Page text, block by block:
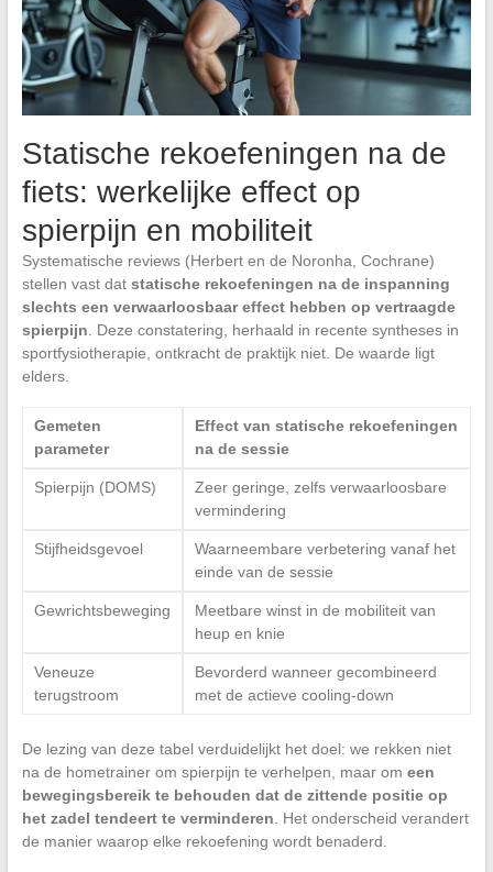
Statische rekoefeningen na de
fiets: werkelijke effect op
spierpijn en mobiliteit
Systematische reviews (Herbert en de Noronha, Cochrane)
stellen vast dat statische rekoefeningen na de inspanning
slechts een verwaarloosbaar effect hebben op vertraagde
spierpijn . Deze constatering, herhaald in recente syntheses in
sportfysiotherapie, ontkracht de praktijk niet. De waarde ligt
elders.
Gemeten
parameter
Effect van statische rekoefeningen
na de sessie
Spierpijn (DOMS)
Zeer geringe, zelfs verwaarloosbare
vermindering
Stijfheidsgevoel
Waarneembare verbetering vanaf het
einde van de sessie
Gewrichtsbeweging
Meetbare winst in de mobiliteit van
heup en knie
Veneuze
terugstroom
Bevorderd wanneer gecombineerd
met de actieve cooling-down
De lezing van deze tabel verduidelijkt het doel: we rekken niet
na de hometrainer om spierpijn te verhelpen, maar om een
bewegingsbereik te behouden dat de zittende positie op
het zadel tendeert te verminderen . Het onderscheid verandert
de manier waarop elke rekoefening wordt benaderd.